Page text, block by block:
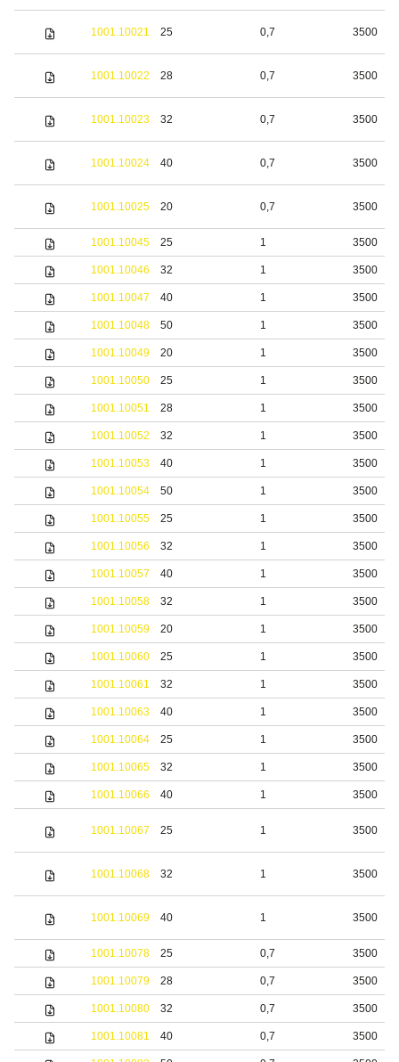
1001.10021 25 0,7 3500
1001.10022 28 0,7 3500
1001.10023 32 0,7 3500
1001.10024 40 0,7 3500
1001.10025 20 0,7 3500
1001.10045 25 1 3500
1001.10046 32 1 3500
1001.10047 40 1 3500
1001.10048 50 1 3500
1001.10049 20 1 3500
1001.10050 25 1 3500
1001.10051 28 1 3500
1001.10052 32 1 3500
1001.10053 40 1 3500
1001.10054 50 1 3500
1001.10055 25 1 3500
1001.10056 32 1 3500
1001.10057 40 1 3500
1001.10058 32 1 3500
1001.10059 20 1 3500
1001.10060 25 1 3500
1001.10061 32 1 3500
1001.10063 40 1 3500
1001.10064 25 1 3500
1001.10065 32 1 3500
1001.10066 40 1 3500
1001.10067 25 1 3500
1001.10068 32 1 3500
1001.10069 40 1 3500
1001.10078 25 0,7 3500
1001.10079 28 0,7 3500
1001.10080 32 0,7 3500
1001.10081 40 0,7 3500